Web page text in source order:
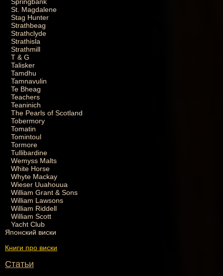
St. Magdalene
Stag Hunter
Strathbeag
Strathclyde
Strathisla
Strathmill
T & G
Talisker
Tamdhu
Tamnavulin
Te Bheag
Teachers
Teaninich
The Pearls of Scotland
Tobermory
Tomatin
Tomintoul
Tormore
Tullibardine
Wemyss Malts
White Horse
Whyte Mackay
Wieser Uuahouua
William Grant & Sons
William Lawsons
William Riddell
William Scott
Yacht Club
Японский виски
Книги про виски
Статьи